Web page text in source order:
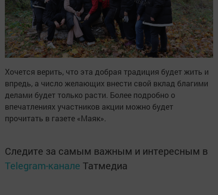
Хочется верить, что эта добрая традиция будет жить и
впредь, а число желающих внести свой вклад благими
делами будет только расти. Более подробно о
впечатлениях участников акции можно будет
прочитать в газете «Маяк».
Следите за самым важным и интересным в
Telegram-канале Татмедиа